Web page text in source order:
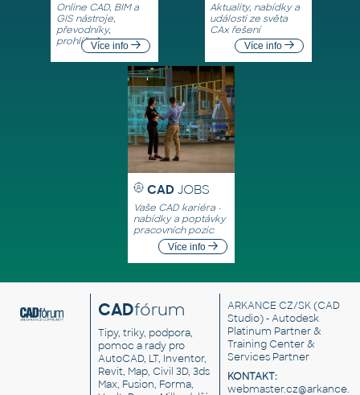
Online CAD, BIM a
GIS nástroje,
převodníky,
prohlížečeVíce info
Aktuality, nabídky a
události ze světa
CAx řešení
Více info
CAD JOBS
Vaše CAD kariéra -
nabídky a poptávky
pracovních pozic
Více info
CADfórum
Tipy, triky, podpora,
pomoc a rady pro
AutoCAD, LT, Inventor,
Revit, Map, Civil 3D, 3ds
Max, Fusion, Forma,
ARKANCE CZ/SK(CAD
Studio) - Autodesk
Platinum Partner &
Training Center &
Services Partner
KONTAKT: